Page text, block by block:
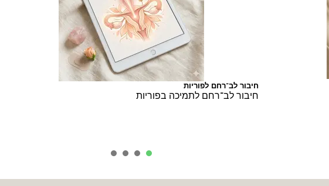
חיזוק, איזון, בריאות
חיזוק, איזון ובריאות מבפנים